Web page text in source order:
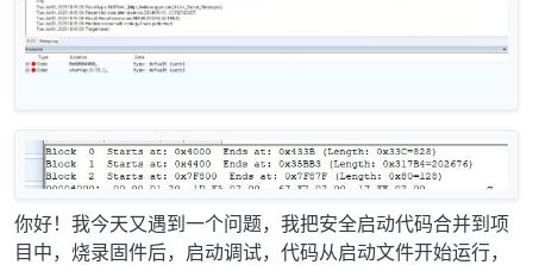
你好！我今天又遇到一个问题，我把安全启动代码合并到项
目中，烧录固件后，启动调试，代码从启动文件开始运行，